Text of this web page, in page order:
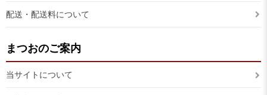
配送・配送料について
まつおのご案内
当サイトについて